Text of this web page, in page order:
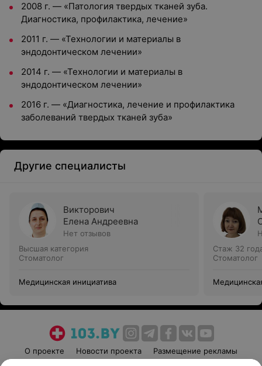
2008 г. — «Патология твердых тканей зуба.
Диагностика, профилактика, лечение»
2011 г. — «Технологии и материалы в
эндодонтическом лечении»
2014 г. — «Технологии и материалы в
эндодонтическом лечении»
2016 г. — «Диагностика, лечение и профилактика
заболеваний твердых тканей зуба»
Другие специалисты
Викторович
Елена Андреевна
Нет отзывов
Высшая категория
Стоматолог
Медицинская инициатива
Стаж 32
Стоматолог
О проекте Новости проекта
Размещение рекламы